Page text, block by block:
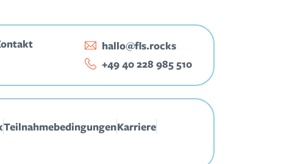
hallo@fls.rocks
‭+49 40 228 985 510‬
TeilnahmebedingungenKarriere